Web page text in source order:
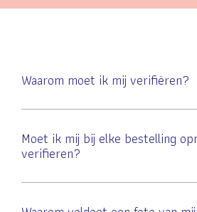
Waarom moet ik mij verifiëren?
Moet ik mij bij elke bestelling
verifieren?